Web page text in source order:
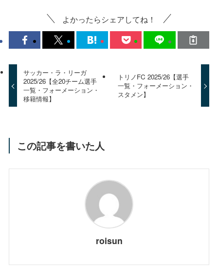
よかったらシェアしてね！
サッカー・ラ・リーガ
2025/26【全20チーム選手
一覧・フォーメーション・
移籍情報】
トリノFC 2025/26【選手
一覧・フォーメーション・
スタメン】
この記事を書いた人
roisun